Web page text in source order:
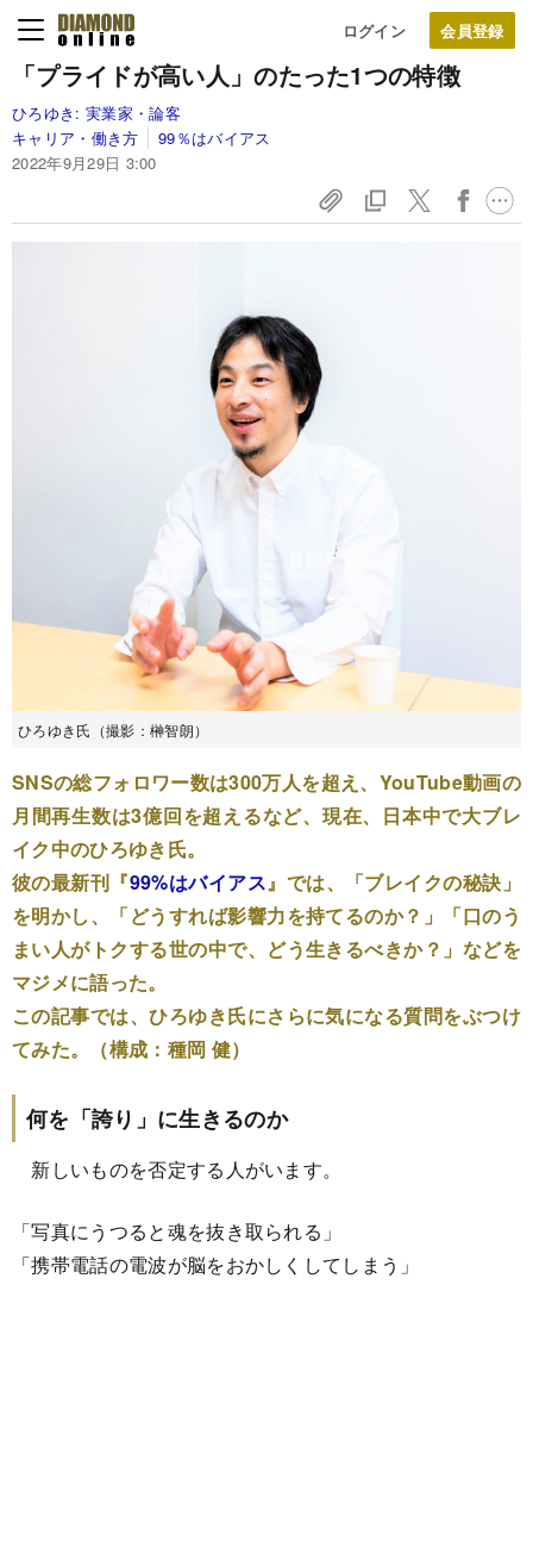
ログイン
「プライドが高い人」のたった1つの特徴
ひろゆき: 実業家・論客
キャリア・働き方
99％はバイアス
2022年9月29日 3:00
ひろゆき氏（撮影：榊智朗）
SNSの総フォロワー数は300万人を超え、YouTube動画の
月間再生数は3億回を超えるなど、現在、日本中で大ブレ
イク中のひろゆき氏。
彼の最新刊『99%はバイアス』では、「ブレイクの秘訣」
を明かし、「どうすれば影響力を持てるのか？」「口のう
まい人がトクする世の中で、どう生きるべきか？」などを
マジメに語った。
この記事では、ひろゆき氏にさらに気になる質問をぶつけ
てみた。（構成：種岡 健）
何を「誇り」に生きるのか
新しいものを否定する人がいます。
「写真にうつると魂を抜き取られる」
「携帯電話の電波が脳をおかしくしてしまう」